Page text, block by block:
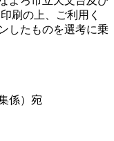
刷の上、ご利用く
したものを選考に乗
係）宛